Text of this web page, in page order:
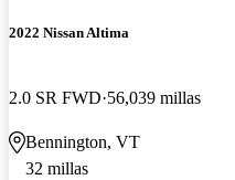
2022 Nissan Altima
2.0 SR FWD 56,039 millas
Bennington, VT
32 millas